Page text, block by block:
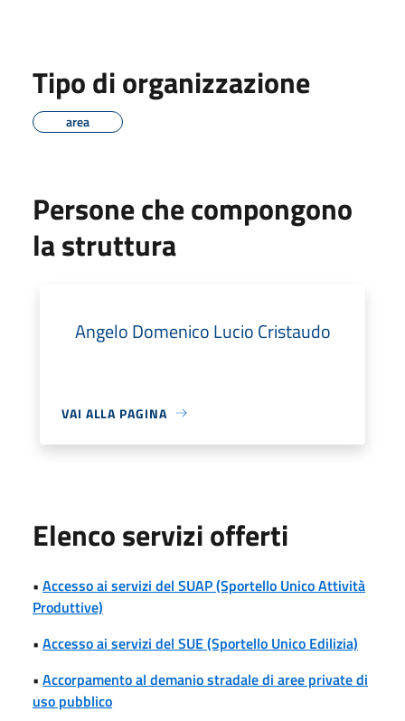
Tipo di organizzazione
area
Persone che compongono
la struttura
Angelo Domenico Lucio Cristaudo
VAI ALLA PAGINA
Elenco servizi offerti
• Accesso ai servizi del SUAP (Sportello Unico Attività
Produttive)
• Accesso ai servizi del SUE (Sportello Unico Edilizia)
• Accorpamento al demanio stradale di aree private di
uso pubblico